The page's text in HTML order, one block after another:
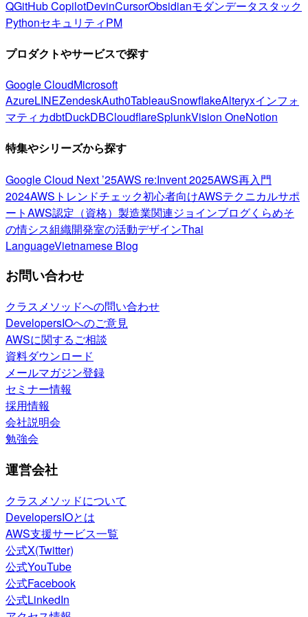
QGitHub CopilotDevinCursorObsidianモダンデータスタック
PythonセキュリティPM
プロダクトやサービスで探す
Google CloudMicrosoft
AzureLINEZendeskAuth0TableauSnowflakeAlteryxインフォ
マティカdbtDuckDBCloudflareSplunkVision OneNotion
特集やシリーズから探す
Google Cloud Next ’25AWS re:Invent 2025AWS再入門
2024AWSトレンドチェック初心者向けAWSテクニカルサポ
ートAWS認定（資格） 製造業関連ジョインブログくらめそ
の情シス組織開発室の活動デザインThai
LanguageVietnamese Blog
お問い合わせ
クラスメソッドへの問い合わせ
DevelopersIOへのご意見
AWSに関するご相談
資料ダウンロード
メールマガジン登録
セミナー情報
採用情報
会社説明会
勉強会
運営会社
クラスメソッドについて
DevelopersIOとは
AWS支援サービス一覧
公式X(Twitter)
公式YouTube
公式Facebook
公式LinkedIn